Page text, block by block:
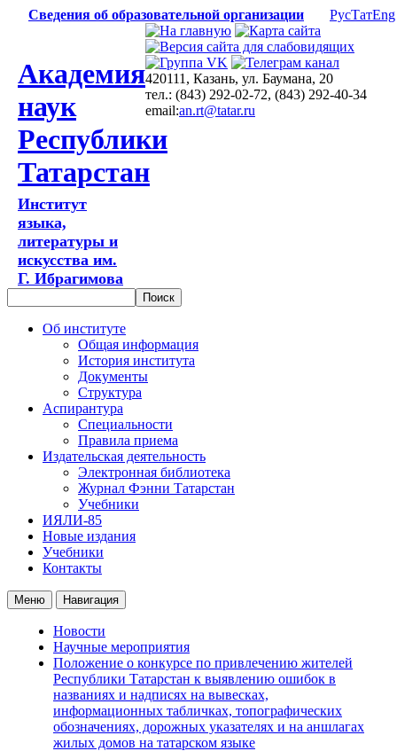
Сведения об образовательной организации РусТатEng
Академия
наук
Республики
Татарстан
Институт
языка,
литературы и
искусства им.
Г. Ибрагимова
420111, Казань, ул. Баумана, 20
тел.: (843) 292-02-72, (843) 292-40-34
email:an.rt@tatar.ru
Об институте
Общая информация
История института
Документы
Структура
Аспирантура
Специальности
Правила приема
Издательская деятельность
Электронная библиотека
Журнал Фэнни Татарстан
Учебники
ИЯЛИ-85
Новые издания
Учебники
Контакты
Меню Навигация
Новости
Научные мероприятия
Положение о конкурсе по привлечению жителей
Республики Татарстан к выявлению ошибок в
названиях и надписях на вывесках,
информационных табличках, топографических
обозначениях, дорожных указателях и на аншлагах
жилых домов на татарском языке